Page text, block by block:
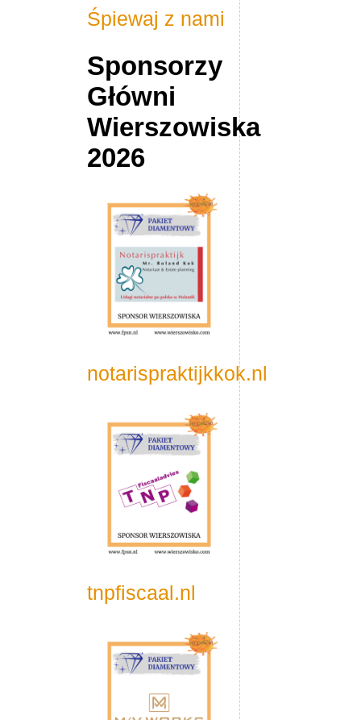
Śpiewaj z nami
Sponsorzy
Główni
Wierszowiska
2026
notarispraktijkkok.nl
tnpfiscaal.nl